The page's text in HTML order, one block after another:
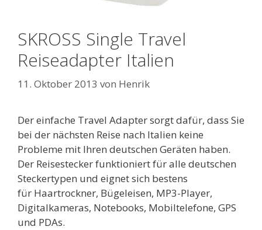
SKROSS Single Travel
Reiseadapter Italien
11. Oktober 2013 von Henrik
Der einfache Travel Adapter sorgt dafür, dass Sie
bei der nächsten Reise nach Italien keine
Probleme mit Ihren deutschen Geräten haben.
Der Reisestecker funktioniert für alle deutschen
Steckertypen und eignet sich bestens
für Haartrockner, Bügeleisen, MP3-Player,
Digitalkameras, Notebooks, Mobiltelefone, GPS
und PDAs.